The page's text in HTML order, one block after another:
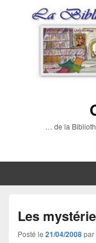
… de la
Les
Posté le 21/04/2008par